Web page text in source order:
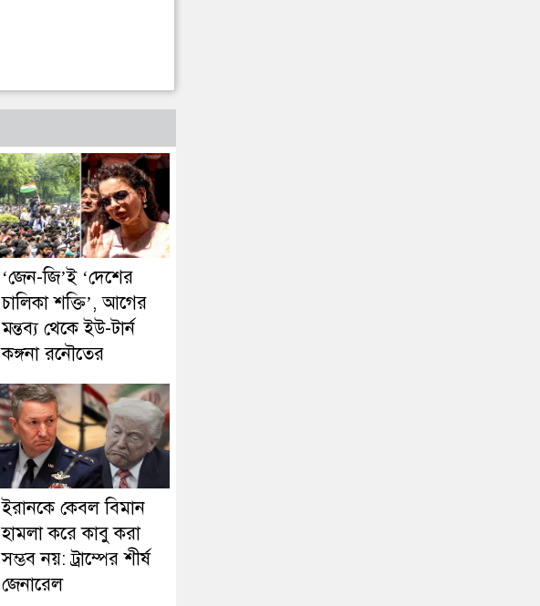
‘জেন-জি’ই ‘দেশের
চালিকা শক্তি’, আগের
মন্তব্য থেকে ইউ-টার্ন
কঙ্গনা রনৌতের
ইরানকে কেবল বিমান
হামলা করে কাবু করা
সম্ভব নয়: ট্রাম্পের শীর্ষ
জেনারেল